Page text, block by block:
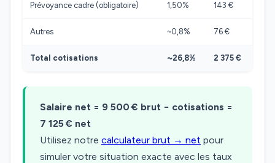
Prévoyance cadre (obligatoire) 1,50% 143 €
Autres ~0,8% 76 €
Total cotisations ~26,8% 2 375 €
Salaire net = 9 500 € brut − cotisations =
7 125 € net
Utilisez notre calculateur brut → net pour
simuler votre situation exacte avec les taux